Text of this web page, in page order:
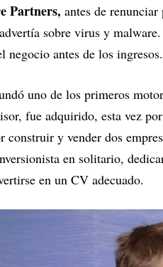
Partners, antes de
sobre virus y
negocio antes de los ingresos.
uno de los primeros
fue adquirido, esta vez
construir y vender dos
en solitario,
en un CV adecuado.